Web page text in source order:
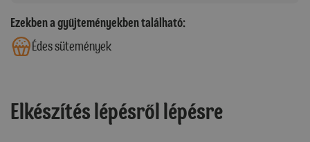
Ezekben a gyűjteményekben található:
Édes sütemények
Elkészítés lépésről lépésre